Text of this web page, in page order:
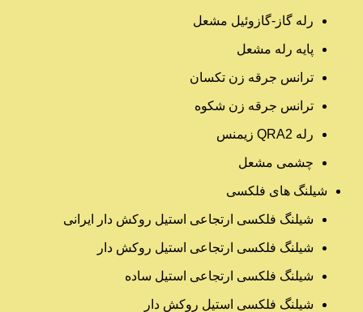
رله گاز-گازوئیل مشعل
پایه رله مشعل
ترانس جرقه زن تکسان
ترانس جرقه زن شکوه
رله QRA2 زیمنس
چشمی مشعل
شیلنگ های فلکسی
شیلنگ فلکسی ارتجاعی استیل روکش دار ایرانی
شیلنگ فلکسی ارتجاعی استیل روکش دار
شیلنگ فلکسی ارتجاعی استیل ساده
شیلنگ فلکسی استیل روکش دار